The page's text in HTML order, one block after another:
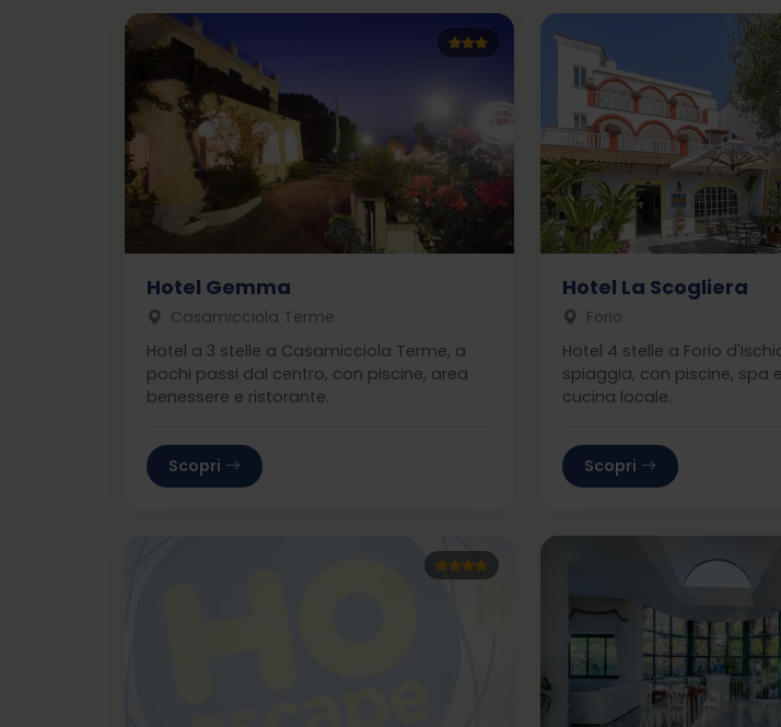
Hotel Gemma
Casamicciola Terme
Hotel a 3 stelle a Casamicciola Terme, a
pochi passi dal centro, con piscine, area
benessere e ristorante.
Scopri
Hotel La Scogliera
Forio
Hotel 4 stelle a Forio
spiaggia, con piscine, spa
cucina locale.
Scopri